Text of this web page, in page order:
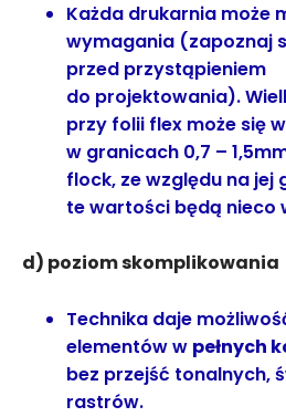
Każda drukarnia może
wymagania (zapoznaj
przed przystąpieniem
do projektowania).
przy folii flex może się
w granicach 0,7 –
flock, ze względu na jej
te wartości będą nieco
d) poziom skomplikowania
Technika daje
elementów w pełnych
bez przejść tonalnych,
rastrów.